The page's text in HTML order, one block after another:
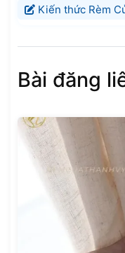
Kiến thức Rèm
Bài đăng